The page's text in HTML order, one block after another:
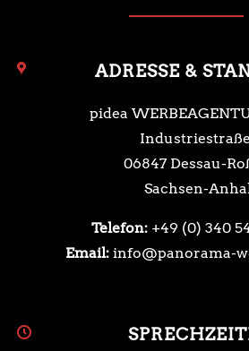
ADRESSE &
pidea
06847 Dessau-
Sachsen-
Telefon: +49 (0) 340
Email:info@panorama-